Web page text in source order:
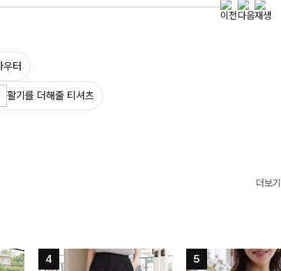
우터
활기를 더해줄 티셔츠
더보기